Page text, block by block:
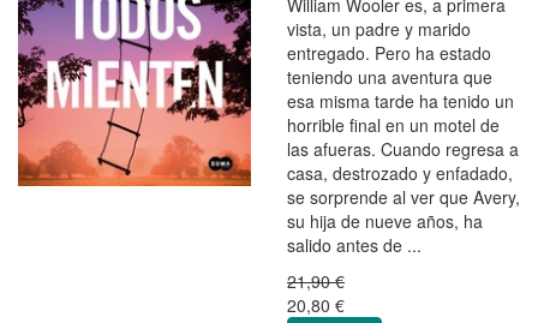
vista, un padre y marido
entregado. Pero ha estado
teniendo una aventura que
esa misma tarde ha tenido un
horrible final en un motel de
las afueras. Cuando regresa a
casa, destrozado y enfadado,
se sorprende al ver que Avery,
su hija de nueve años, ha
salido antes de ...
21,90 €
20,80 €